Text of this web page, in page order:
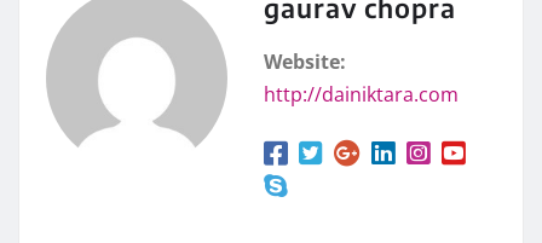
gaurav chopra
Website:
http://dainiktara.com